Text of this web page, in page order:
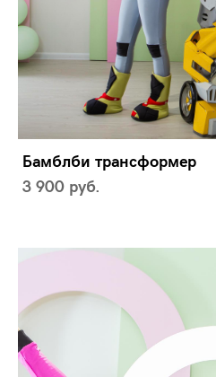
Бамблби трансформер
3 900 pуб.